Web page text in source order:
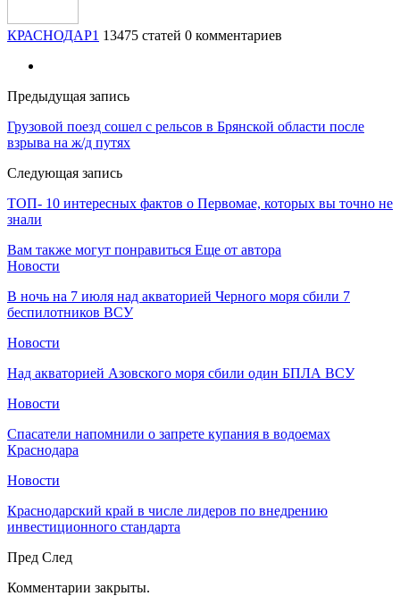
КРАСНОДАР1 13475 статей 0 комментариев
Предыдущая запись
Грузовой поезд сошел с рельсов в Брянской области после
взрыва на ж/д путях
Следующая запись
ТОП- 10 интересных фактов о Первомае, которых вы точно не
знали
Вам также могут понравиться Еще от автора
Новости
В ночь на 7 июля над акваторией Черного моря сбили 7
беспилотников ВСУ
Новости
Над акваторией Азовского моря сбили один БПЛА ВСУ
Новости
Спасатели напомнили о запрете купания в водоемах
Краснодара
Новости
Краснодарский край в числе лидеров по внедрению
инвестиционного стандарта
Пред След
Комментарии закрыты.